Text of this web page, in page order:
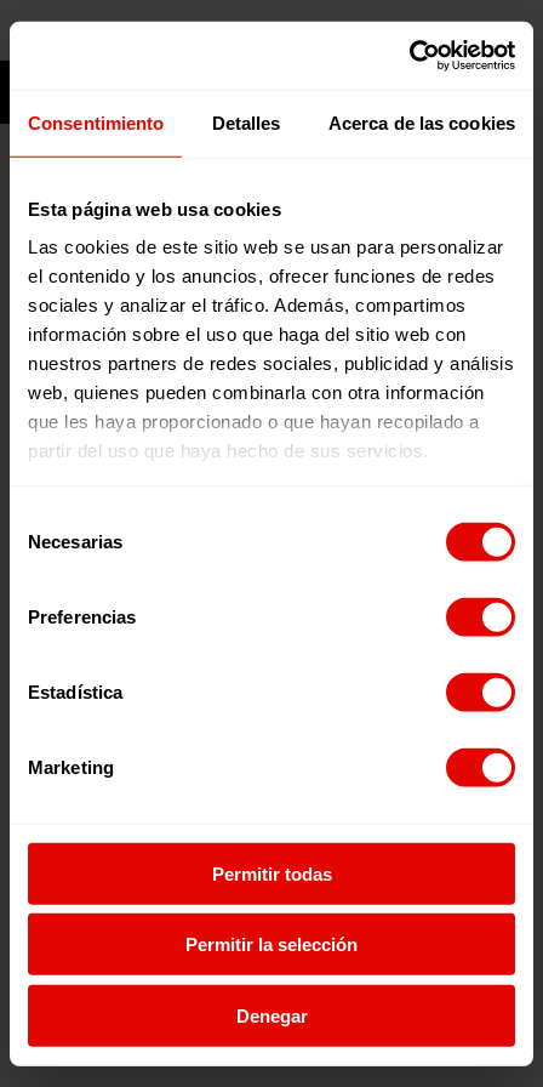
Consentimiento Detalles Acerca de las cookies
Esta página web usa cookies
Las cookies de este sitio web se usan para personalizar
el contenido y los anuncios, ofrecer funciones de redes
sociales y analizar el tráfico. Además, compartimos
información sobre el uso que haga del sitio web con
nuestros partners de redes sociales, publicidad y análisis
web, quienes pueden combinarla con otra información
que les haya proporcionado o que hayan recopilado a
partir del uso que haya hecho de sus servicios.
Necesarias
Preferencias
Estadística
Marketing
Permitir todas
Permitir la selección
Denegar
Entreculturas
Entreculturas est fièrement propulsé par